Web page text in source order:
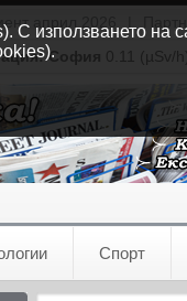
април 2026
София 0.11 (µSv/h)
Спорт
С използването на